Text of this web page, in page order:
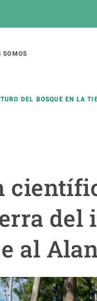
SOMOS
DEL BOSQUE EN LA
al
de ecosistemas